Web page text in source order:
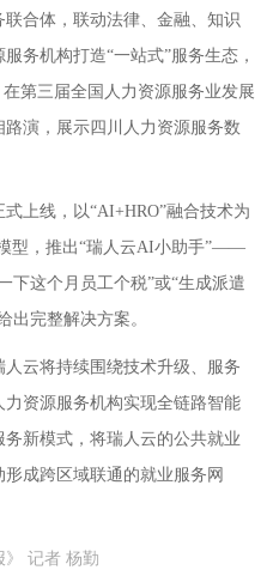
合体，联动法律、金融、知识
务机构打造“一站式”服务生态，
第三届全国人力资源服务业发展
演，展示四川人力资源服务数
上线，以“AI+HRO”融合技术为
型，推出“瑞人云AI小助手”——
下这个月员工个税”或“生成派遣
出完整解决方案。
云将持续围绕技术升级、服务
资源服务机构实现全链路智能
新模式，将瑞人云的公共就业
成跨区域联通的就业服务网
记者 杨勤